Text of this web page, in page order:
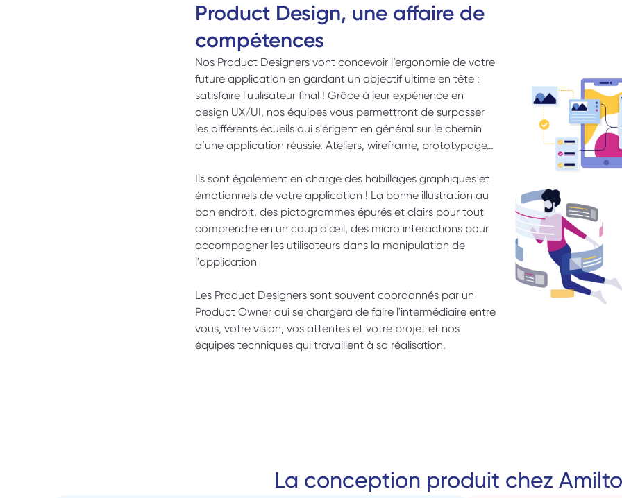
Product Design, une affaire de
compétences
Nos Product Designers vont concevoir l’ergonomie de votre
future application en gardant un objectif ultime en tête :
satisfaire l'utilisateur final ! Grâce à leur expérience en
design UX/UI, nos équipes vous permettront de surpasser
les différents écueils qui s'érigent en général sur le chemin
d’une application réussie. Ateliers, wireframe, prototypage…
Ils sont également en charge des habillages graphiques et
émotionnels de votre application ! La bonne illustration au
bon endroit, des pictogrammes épurés et clairs pour tout
comprendre en un coup d'œil, des micro interactions pour
accompagner les utilisateurs dans la manipulation de
l'application
Les Product Designers sont souvent coordonnés par un
Product Owner qui se chargera de faire l'intermédiaire entre
vous, votre vision, vos attentes et votre projet et nos
équipes techniques qui travaillent à sa réalisation.
La conception produit chez